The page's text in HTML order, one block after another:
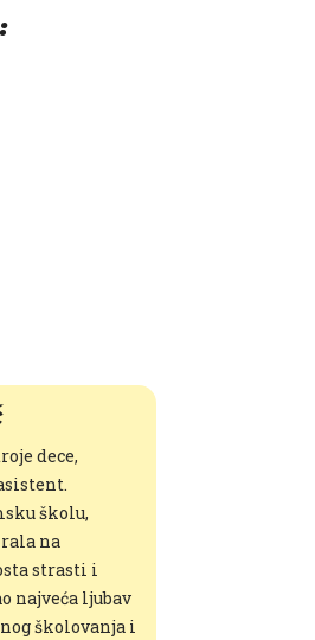
dece,
školu,
na
strasti i
najveća ljubav
školovanja i